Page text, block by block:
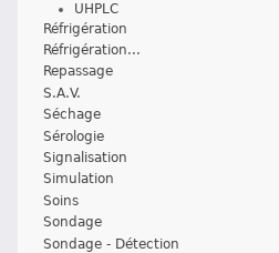
UHPLC
Réfrigération
Réfrigération...
Repassage
S.A.V.
Séchage
Sérologie
Signalisation
Simulation
Soins
Sondage
Sondage - Détection